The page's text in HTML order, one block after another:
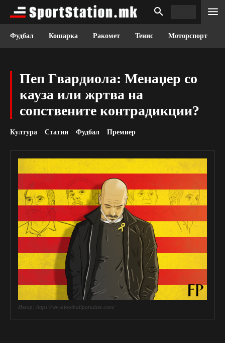
Фудбал Кошарка Ракомет Тенис Моторспорт
Пеп Гвардиола: Менаџер со
кауза или жртва на
сопствените контрадикции?
Култура Статии Фудбал Премиер
Извор: https://www.footballparadise.com/